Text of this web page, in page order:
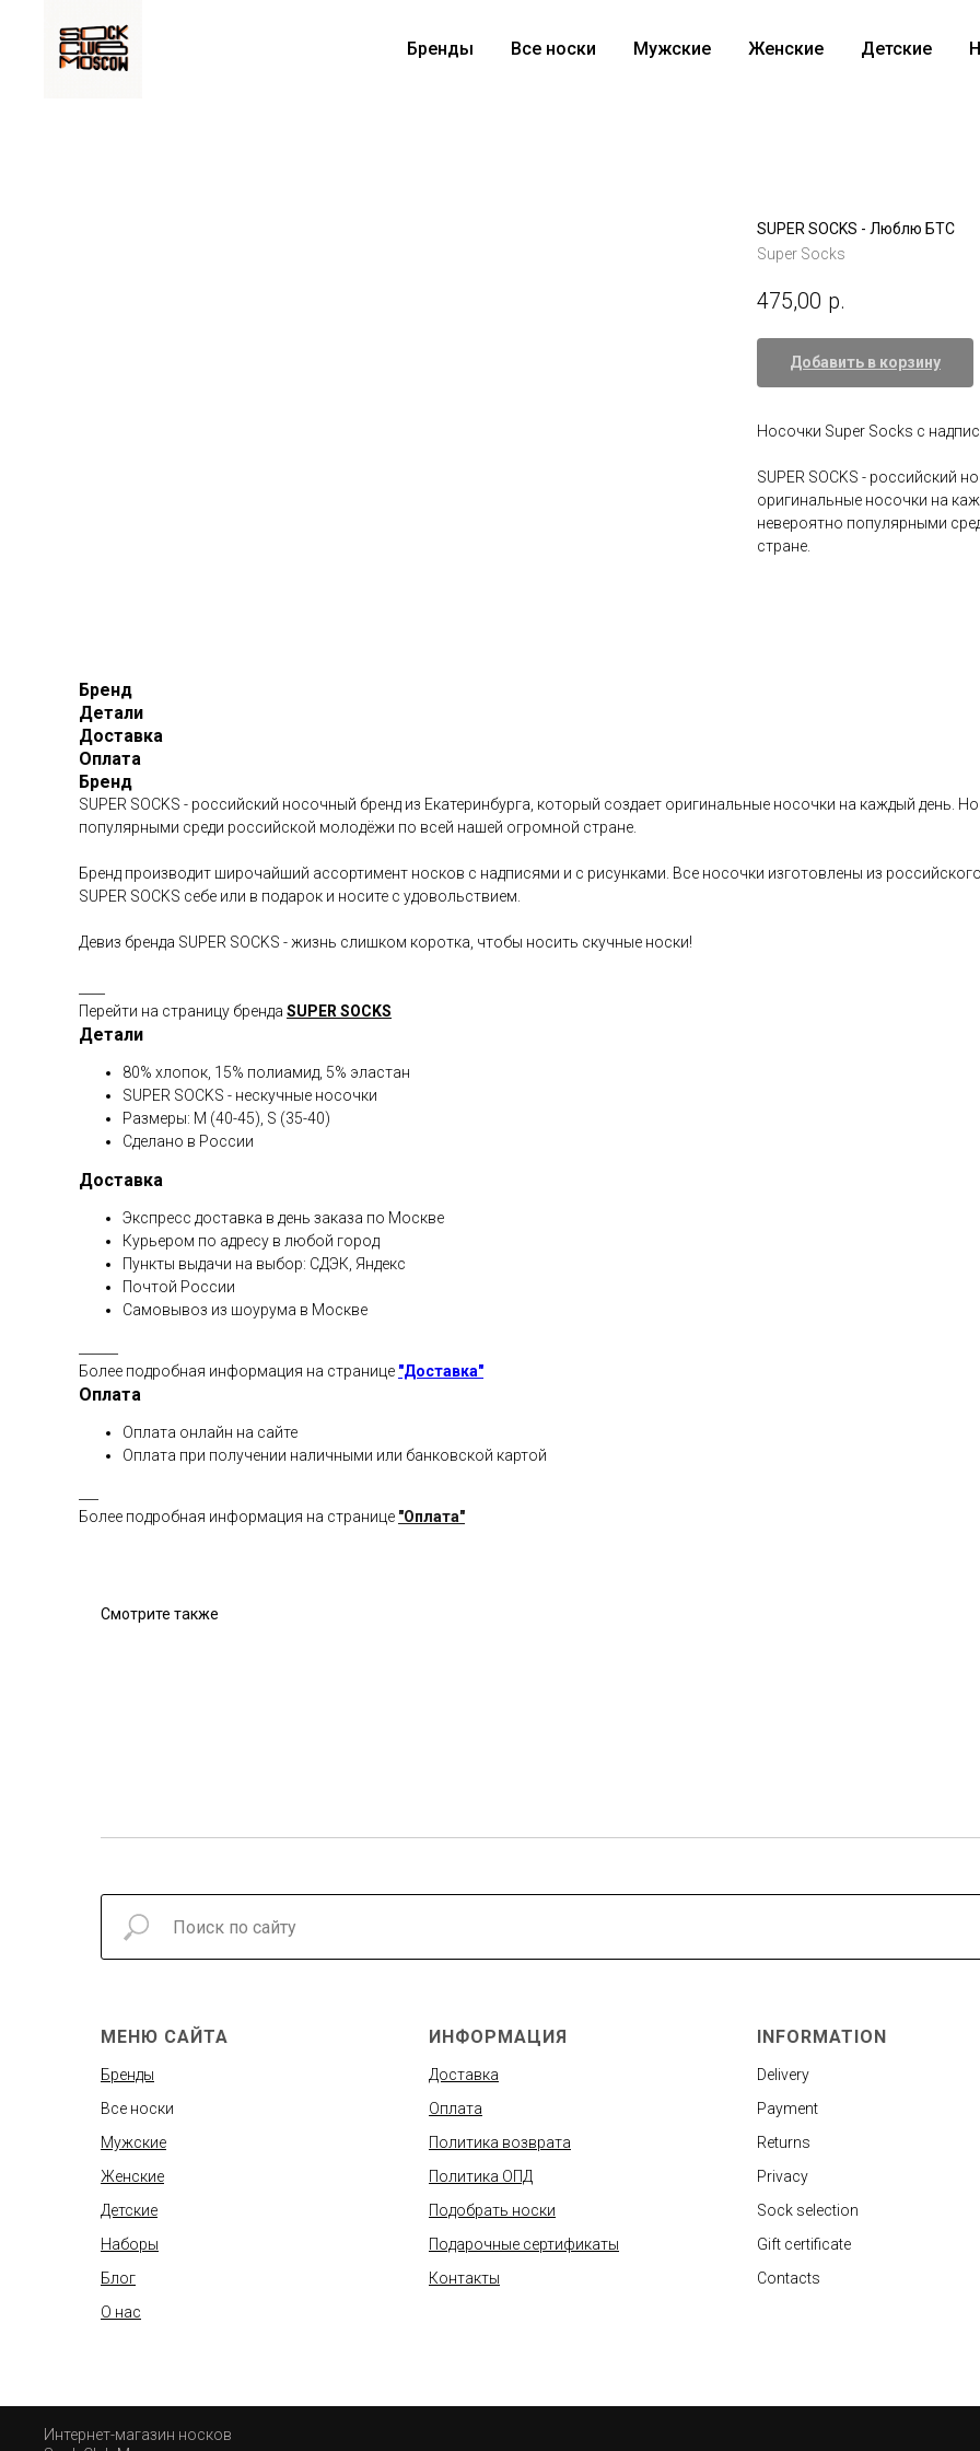
Бренды Все носки Мужские Женские Детские
SUPER SOCKS - Люблю БТС
Super Socks
475,00 р.
Добавить в корзину
Носочки Super Socks с
SUPER SOCKS - российский
оригинальные носочки на
невероятно популярными
стране.
Бренд
Детали
Доставка
Оплата
Бренд
SUPER SOCKS - российский носочный бренд из Екатеринбурга, который создает оригинальные носочки на каждый день.
популярными среди российской молодёжи по всей нашей огромной стране.
Бренд производит широчайший ассортимент носков с надписями и с рисунками. Все носочки изготовлены из
SUPER SOCKS себе или в подарок и носите с удовольствием.
Девиз бренда SUPER SOCKS - жизнь слишком коротка, чтобы носить скучные носки!
Перейти на страницу бренда SUPER SOCKS
Детали
80% хлопок, 15% полиамид, 5% эластан
SUPER SOCKS - нескучные носочки
Размеры: M (40-45), S (35-40)
Сделано в России
Доставка
Экспресс доставка в день заказа по Москве
Курьером по адресу в любой город
Пункты выдачи на выбор: СДЭК, Яндекс
Почтой России
Самовывоз из шоурума в Москве
Более подробная информация на странице "Доставка"
Оплата
Оплата онлайн на сайте
Оплата при получении наличными или банковской картой
Более подробная информация на странице "Оплата"
Смотрите также
МЕНЮ САЙТА
Бренды
Все носки
Мужские
Женские
Детские
Наборы
Блог
О нас
ИНФОРМАЦИЯ
Доставка
Оплата
Политика возврата
Политика ОПД
Подобрать носки
Подарочные сертификаты
Контакты
INFORMATION
Delivery
Payment
Returns
Privacy
Sock selection
Gift certificate
Contacts
Интернет-магазин носков